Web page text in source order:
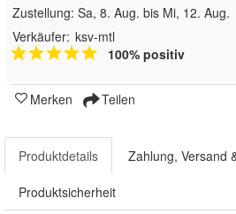
Zustellung: Sa, 8. Aug. bis Mi, 12. Aug.
Verkäufer: ksv-mtl
100% positiv
Merken Teilen
Produktdetails Zahlung, Versand
Produktsicherheit